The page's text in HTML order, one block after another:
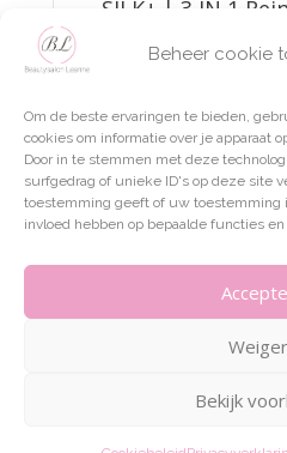
Beheer cookie
Om de beste ervaringen te bieden,
cookies om informatie over je apparaat
Door in te stemmen met deze
surfgedrag of unieke ID's op deze site
toestemming geeft of uw toestemming
invloed hebben op bepaalde functies
Bekijk
SILK+ | 3 IN 1
€
TOEVOEGEN AAN
ALGEMENE VOORWAARDEN